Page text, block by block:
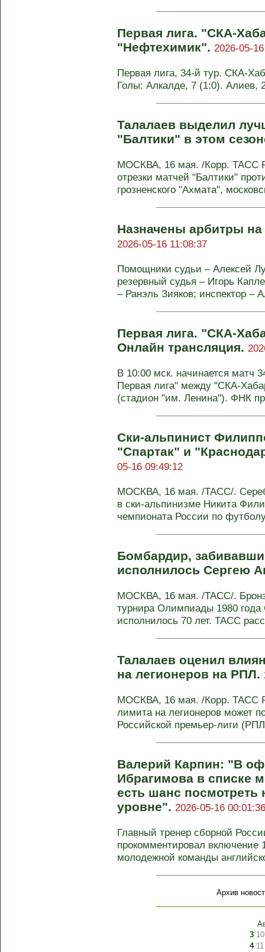
Первая лига. "СКА-
"Нефтехимик". 2026-05-
Первая лига, 34-й тур. СКА-
Голы: Алкалде, 7 (1:0). Алиев,
Талалаев выделил
"Балтики" в этом
МОСКВА, 16 мая. /Корр. ТАСС
отрезки матчей "Балтики"
грозненского "Ахмата",
Назначены арбитры
2026-05-16 11:08:37
Помощники судьи – Алексей
резервный судья – Игорь
– Ранэль Зияков; инспектор –
Первая лига. "СКА-
Онлайн трансляция.
В 10:00 мск. начинается матч
Первая лига" между "СКА-
(стадион "им. Ленина"). ФНК
Ски-альпинист
"Спартак" и
05-16 09:49:12
МОСКВА, 16 мая. /ТАСС/.
в ски-альпинизме Никита
чемпионата России по
Бомбардир,
исполнилось Сергею
МОСКВА, 16 мая. /ТАСС/.
турнира Олимпиады 1980
исполнилось 70 лет. ТАСС
Талалаев оценил
на легионеров на РПЛ.
МОСКВА, 16 мая. /Корр. ТАСС
лимита на легионеров может
Российской премьер-лиги
Валерий Карпин: "В
Ибрагимова в списке
есть шанс посмотреть
уровне". 2026-05-16 00:01:36
Главный тренер сборной
прокомментировал включение
молодежной команды
Архив
3 10
4 11